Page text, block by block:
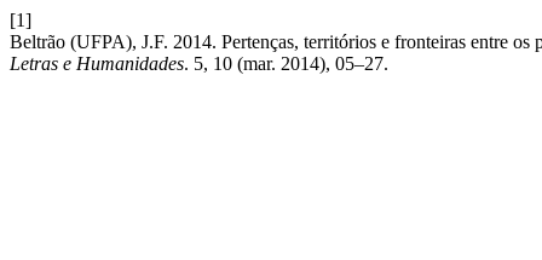
[1]
Beltrão (UFPA), J.F. 2014. Pertenças, territórios e fronteiras entre
Letras e Humanidades. 5, 10 (mar. 2014), 05–27.